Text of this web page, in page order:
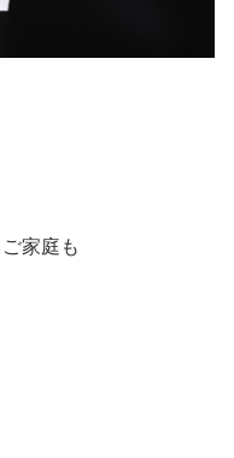
家庭も